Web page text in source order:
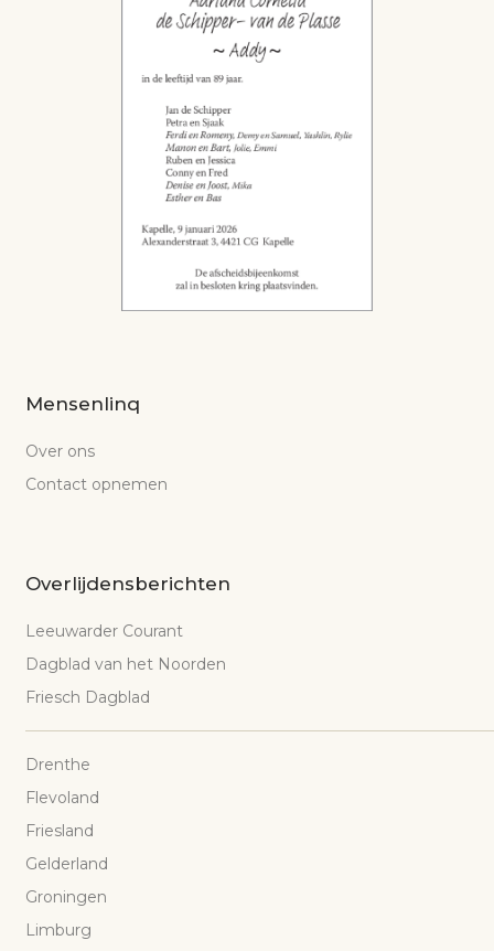
Mensenlinq
Over ons
Contact opnemen
Overlijdensberichten
Leeuwarder Courant
Dagblad van het Noorden
Friesch Dagblad
Drenthe
Flevoland
Friesland
Gelderland
Groningen
Limburg